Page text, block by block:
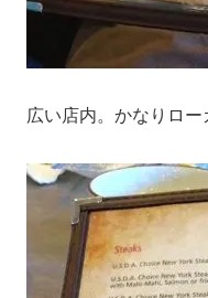
広い店内。かなりロー